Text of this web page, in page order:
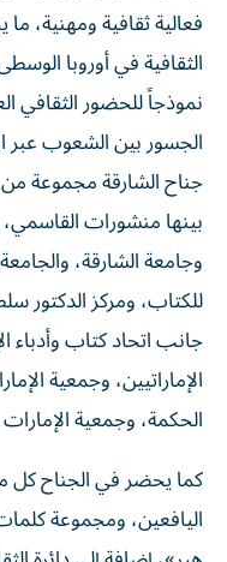
فعالية ثقافية ومهنية،
الثقافية في أوروبا
نموذجاً للحضور الثقافي
الجسور بين الشعوب عبر
جناح الشارقة مجموعة من
بينها منشورات القاسمي،
وجامعة الشارقة،
للكتاب، ومركز الدكتور
جانب اتحاد كتاب وأدباء
الإماراتيين، وجمعية
الحكمة، وجمعية
كما يحضر في الجناح كل
اليافعين، ومجموعة